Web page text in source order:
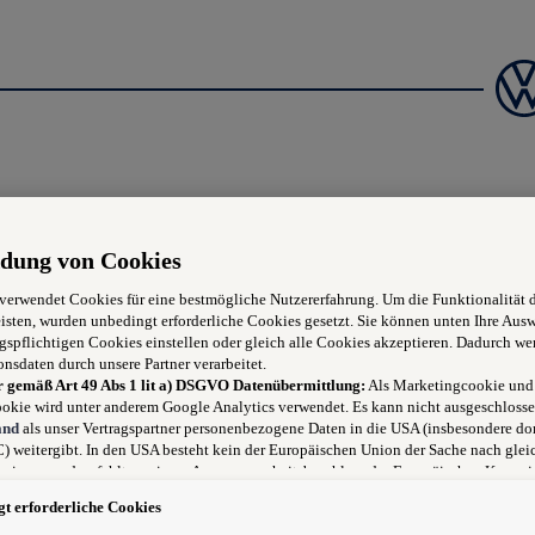
bei Volkswagen
von Cookies
Cookies für eine bestmögliche Nutzererfahrung. Um die Funktionalität
wurden unbedingt erforderliche Cookies gesetzt. Sie können unten Ihre
Cookies einstellen oder gleich alle Cookies akzeptieren. Dadurch
durch unsere Partner verarbeitet.
gemäß Art 49 Abs 1 lit a) DSGVO Datenübermittlung: Als Marketingcookie und
wird unter anderem Google Analytics verwendet. Es kann nicht
als unser Vertragspartner personenbezogene Daten in die USA (insbesondere
weitergibt. In den USA besteht kein der Europäischen Union der Sache nach
und es fehlt an einem Angemessenheitsbeschluss der Europäischen
können, in den USA keine Datenschutzgrundsätze bestehen, und weil nicht
erforderliche Cookies